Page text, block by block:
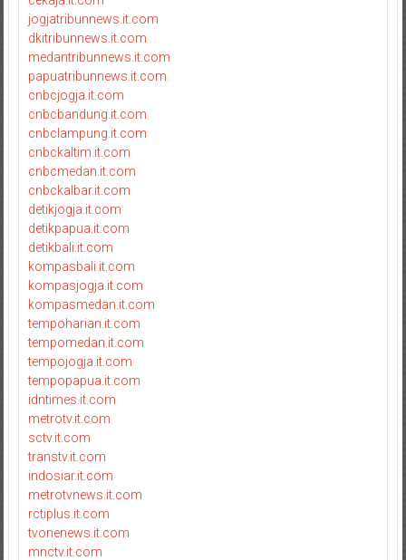
jogjatribunnews.it.com
dkitribunnews.it.com
medantribunnews.it.com
papuatribunnews.it.com
cnbcjogja.it.com
cnbcbandung.it.com
cnbclampung.it.com
cnbckaltim.it.com
cnbcmedan.it.com
cnbckalbar.it.com
detikjogja.it.com
detikpapua.it.com
detikbali.it.com
kompasbali.it.com
kompasjogja.it.com
kompasmedan.it.com
tempoharian.it.com
tempomedan.it.com
tempojogja.it.com
tempopapua.it.com
idntimes.it.com
metrotv.it.com
sctv.it.com
transtv.it.com
indosiar.it.com
metrotvnews.it.com
rctiplus.it.com
tvonenews.it.com
mnctv.it.com